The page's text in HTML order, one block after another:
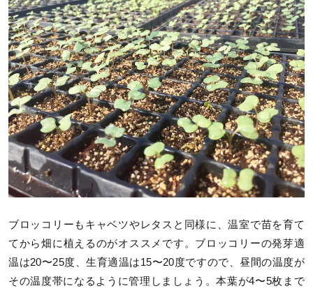
ブロッコリーもキャベツやレタスと同様に、温室で苗を育て
てから畑に植えるのがオススメです。ブロッコリーの発芽適
温は20〜25度、生育適温は15〜20度ですので、昼間の温度が
その温度帯になるように管理しましょう。本葉が4〜5枚まで